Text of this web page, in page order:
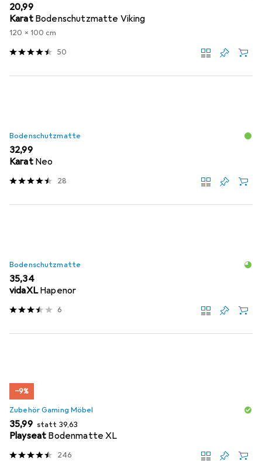
EUR
20,99
Karat Bodenschutzmatte Viking
120 x 100 cm
50
Bodenschutzmatte
EUR
32,99
Karat Neo
28
Bodenschutzmatte
EUR
35,34
vidaXL Hapenor
6
−9%
Zubehör Gaming Möbel
EUR
35,99 statt EUR
39,63
Playseat Bodenmatte XL
246